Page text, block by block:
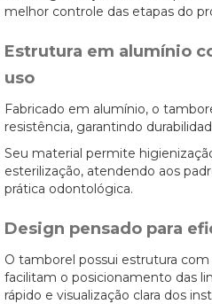
melhor controle das etapas do
Estrutura em alumínio
uso
Fabricado em alumínio, o
resistência, garantindo
Seu material permite
esterilização, atendendo aos
prática odontológica.
Design pensado para
O tamborel possui estrutura
facilitam o posicionamento das
rápido e visualização clara dos